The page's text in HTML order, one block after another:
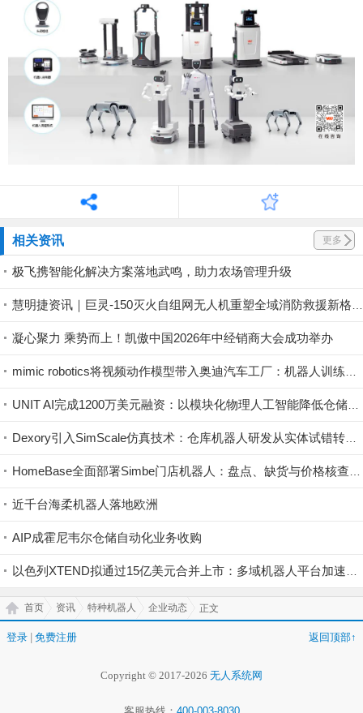
相关资讯 更多
极飞携智能化解决方案落地武鸣，助力农场管理升级
凝心聚力 乘势而上！凯傲中国2026年中经销商大会成功举办
近千台海柔机器人落地欧洲
AIP成霍尼韦尔仓储自动化业务收购
首页 资讯 特种机器人 企业动态 正文
登录 | 免费注册 返回顶部↑
Copyright © 2017-2026 无人系统网